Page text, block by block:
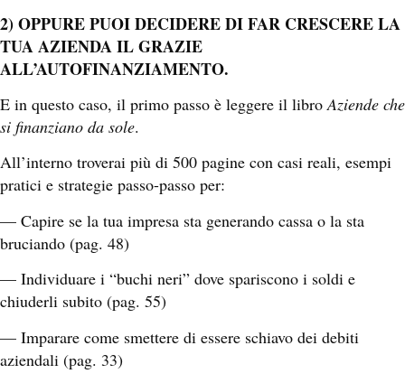
2) OPPURE PUOIDECIDERE DI FAR CRESCERE LA
TUA AZIENDA IL GRAZIE
ALL’AUTOFINANZIAMENTO.
E in questo caso, il primo passo è leggere il libroAziende che
si finanziano da sole.
All’interno troverai più di 500 pagine con casi reali, esempi
pratici e strategie passo-passo per:
— Capire se la tua impresa sta generando cassa o la sta
bruciando (pag. 48)
— Individuare i “buchi neri” dove spariscono i soldi e
chiuderli subito (pag. 55)
— Imparare come smettere di essere schiavo dei debiti
aziendali (pag. 33)